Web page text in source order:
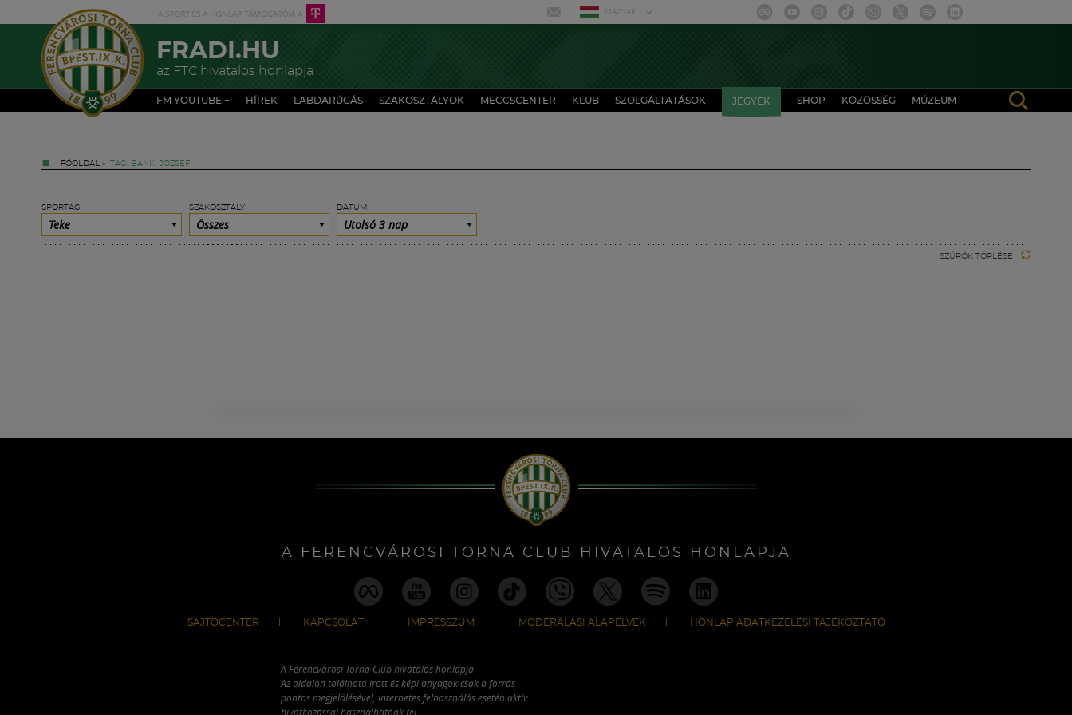
MAGYAR
FRADI.HU
az FTC hivatalos honlapja
FM YOUTUBE + HÍREK LABDARÚGÁS SZAKOSZTÁLYOK MECCSCENTER KLUB SZOLGÁLTATÁSOK JEGYEK SHOP KÖZÖSSÉG MÚZEUM
FŐOLDAL » TAG: BÁNKI JÓZSEF
SPORTÁG
Teke
SZAKOSZTÁLY
Összes
DÁTUM
Utolsó 3 nap
SZŰRŐK TÖRLÉSE
A FERENCVÁROSI TORNA CLUB HIVATALOS HONLAPJA
SAJTÓCENTER KAPCSOLAT IMPRESSZUM MODERÁLÁSI ALAPELVEK HONLAP ADATKEZELÉSI TÁJÉKOZTATÓ
A Ferencvárosi Torna Club hivatalos honlapja
Az oldalon található írott és képi anyagok csak a forrás
pontos megjelölésével, internetes felhasználás esetén aktív
hivatkozással használhatóak fel.